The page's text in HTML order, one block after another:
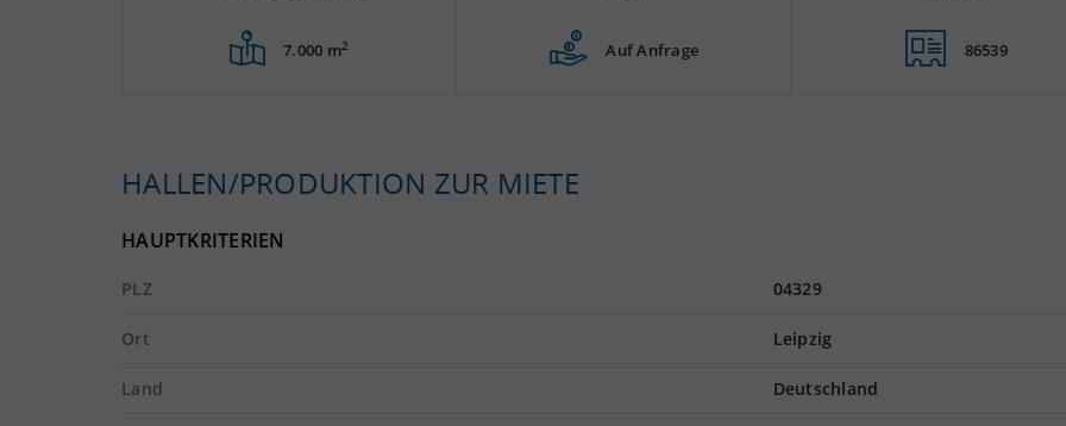
7.000 m2 Auf Anfrage 86539
HALLEN/PRODUKTION ZUR MIETE
HAUPTKRITERIEN
PLZ 04329
Ort Leipzig
Land Deutschland